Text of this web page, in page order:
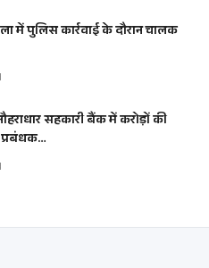
में पुलिस कार्रवाई के दौरान चालक
सहकारी बैंक में करोड़ों की